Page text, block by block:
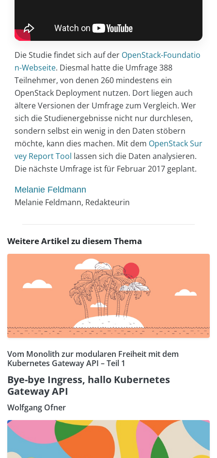
Die Studie findet sich auf der OpenStack-Foundatio
n-Webseite. Diesmal hatte die Umfrage 388
Teilnehmer, von denen 260 mindestens ein
OpenStack Deployment nutzen. Dort liegen auch
ältere Versionen der Umfrage zum Vergleich. Wer
sich die Studienergebnisse nicht nur durchlesen,
sondern selbst ein wenig in den Daten stöbern
möchte, kann dies machen. Mit dem OpenStack Sur
vey Report Tool lassen sich die Daten analysieren.
Die nächste Umfrage ist für Februar 2017 geplant.
Melanie Feldmann
Melanie Feldmann, Redakteurin
Weitere Artikel zu diesem Thema
Vom Monolith zur modularen Freiheit mit dem
Kubernetes Gateway API – Teil 1
Bye-bye Ingress, hallo Kubernetes
Gateway API
Wolfgang Ofner